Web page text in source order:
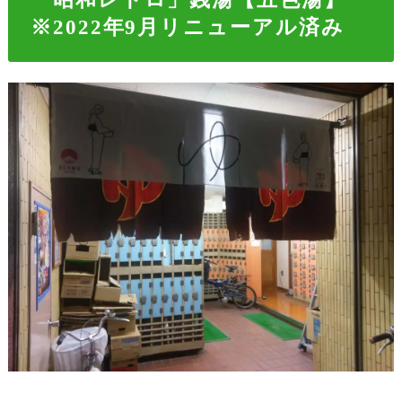
※2022年9月リニューアル済み